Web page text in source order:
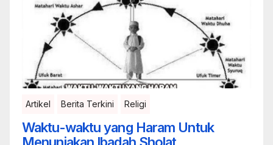
Artikel Berita Terkini Religi
Waktu-waktu yang Haram Untuk